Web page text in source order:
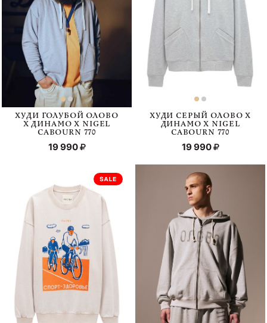
ХУДИ ГОЛУБОЙ ОЛОВО
Х ДИНАМО Х NIGEL
CABOURN 770
19 990
ХУДИ СЕРЫЙ ОЛОВО Х
ДИНАМО Х NIGEL
CABOURN 770
19 990